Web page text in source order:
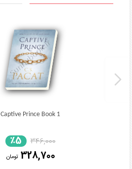
Captive Prince Book 1
346,000
٪5
328,700 تومان